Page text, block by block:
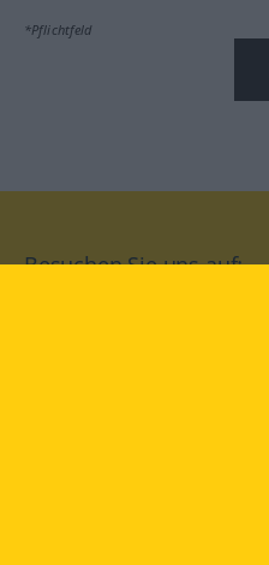
*Pflichtfeld
Besuchen Sie uns auf: